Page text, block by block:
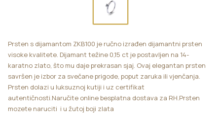
Prsten s dijamantom ZKB100 je ručno izrađen dijamantni prsten
visoke kvalitete. Dijamant težine 0,15 ct je postavljen na 14-
karatno zlato, što mu daje prekrasan sjaj. Ovaj elegantan prsten
savršen je izbor za svečane prigode, poput zaruka ili vjenčanja.
Prsten dolazi u luksuznoj kutiji i uz certifikat
autentičnosti.Naručite online besplatna dostava za RH.Prsten
mozete naruciti i u žutoj boji zlata